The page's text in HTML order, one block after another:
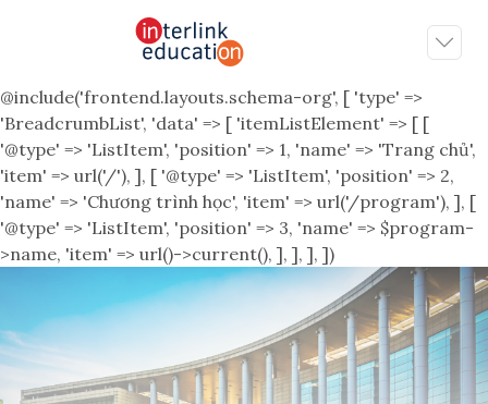
@include('frontend.layouts.schema-org', [ 'type' =>
'BreadcrumbList', 'data' => [ 'itemListElement' => [ [
'@type' => 'ListItem', 'position' => 1, 'name' => 'Trang chủ',
'item' => url('/'), ], [ '@type' => 'ListItem', 'position' => 2,
'name' => 'Chương trình học', 'item' => url('/program'), ], [
'@type' => 'ListItem', 'position' => 3, 'name' => $program-
>name, 'item' => url()->current(), ], ], ], ])